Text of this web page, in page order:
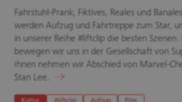
Fahrstuhl-Prank, Fiktives, Reales und
werden Aufzug und Fahrtreppe zum Star,
in unserer Reihe #liftclip die besten Szenen.
bewegen wir uns in der Gesellschaft von
ihnen nehmen wir Abschied von Marvel-
Stan Lee.